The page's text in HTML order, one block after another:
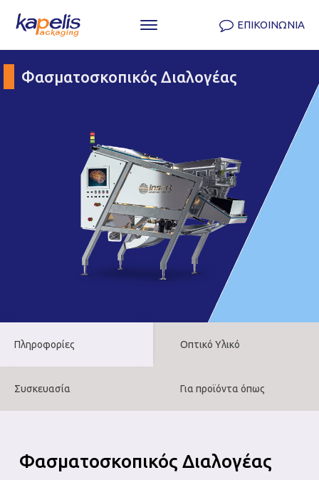
ΕΠΙΚΟΙΝΩΝΙΑ
Φασματοσκοπικός Διαλογέας
Πληροφορίες Οπτικό Υλικό
Συσκευασία Για προϊόντα όπως
Φασματοσκοπικός Διαλογέας